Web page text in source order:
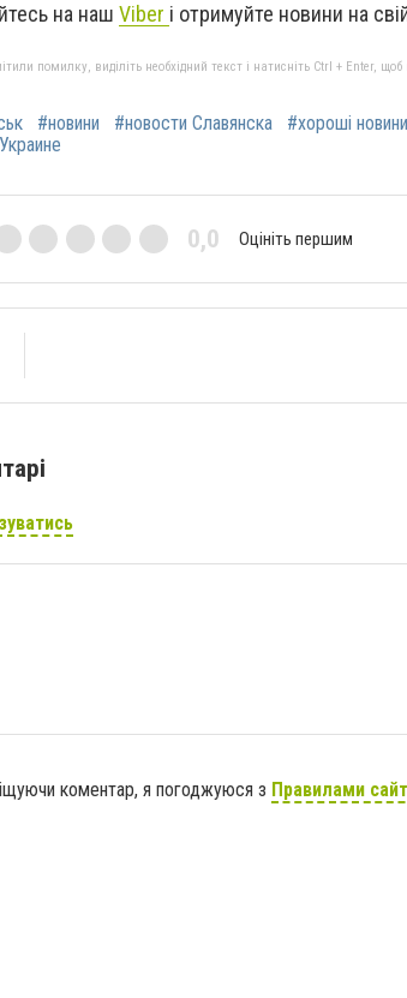
на наш Viber і отримуйте новини на
помилку, виділіть необхідний текст і натисніть Ctrl + Enter,
#новини #новости Славянска #хороші новини
0,0 Оцініть першим
коментар, я погоджуюся з Правилами